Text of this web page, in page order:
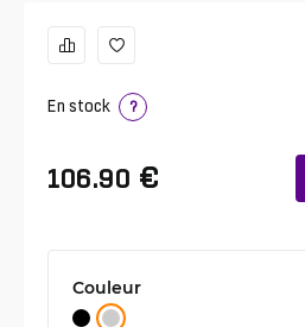
En stock ?
106.90 €
Couleur